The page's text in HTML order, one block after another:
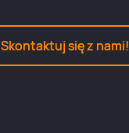
Skontaktuj się z nami!
Skontaktuj się z nami!